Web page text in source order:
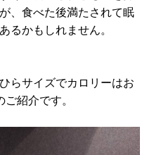
、食べた後満たされて眠
るかもしれません。
らサイズでカロリーはお
紹介です。